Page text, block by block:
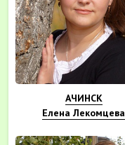
АЧИНСК
Елена Лекомцева